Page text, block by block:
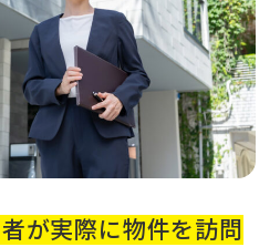
が実際に物件を訪問